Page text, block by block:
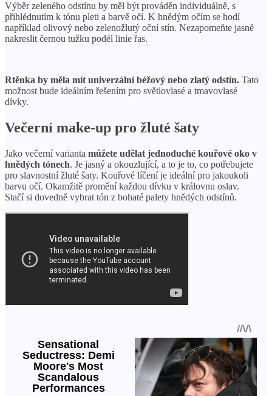
Výběr zeleného odstínu by měl být prováděn individuálně, s
přihlédnutím k tónu pleti a barvě očí. K hnědým očím se hodí
například olivový nebo zelenožlutý oční stín. Nezapomeňte jasně
nakreslit černou tužku podél linie řas.
Rtěnka by měla mít univerzální béžový nebo zlatý odstín. Tato
možnost bude ideálním řešením pro světlovlasé a tmavovlasé
dívky.
Večerní make-up pro žluté šaty
Jako večerní varianta můžete udělat jednoduché kouřové oko v
hnědých tónech. Je jasný a okouzlující, a to je to, co potřebujete
pro slavnostní žluté šaty. Kouřové líčení je ideální pro jakoukoli
barvu očí. Okamžitě promění každou dívku v královnu oslav.
Stačí si dovedně vybrat tón z bohaté palety hnědých odstínů.